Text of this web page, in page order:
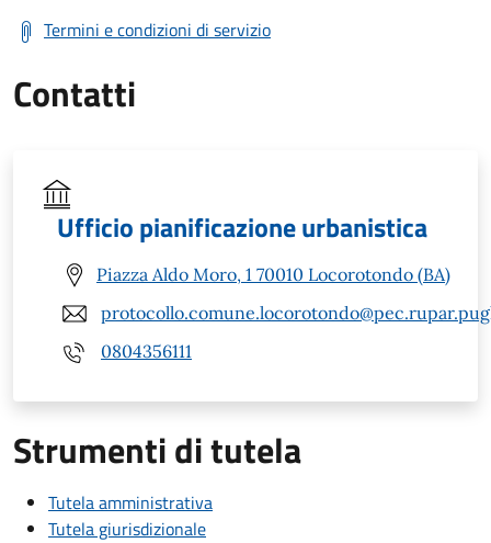
Termini e condizioni di servizio
Contatti
Ufficio pianificazione urbanistica
Piazza Aldo Moro, 1 70010 Locorotondo (BA)
0804356111
Strumenti di tutela
Tutela amministrativa
Tutela giurisdizionale